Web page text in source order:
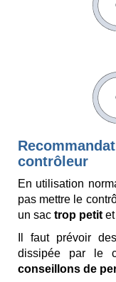
contrôleur
En utilisation
pas mettre le
un sac trop petit et
Il faut prévoir
dissipée par le
conseillons de